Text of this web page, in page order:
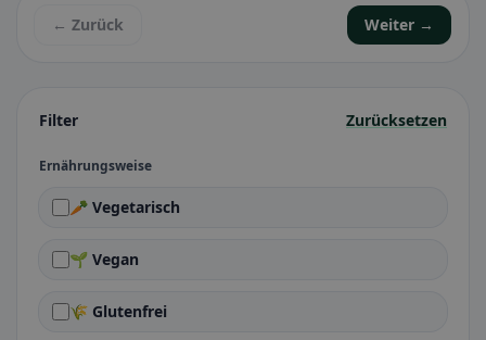
Filter Zurücksetzen
Ernährungsweise
🥕 Vegetarisch
🌱 Vegan
🌾 Glutenfrei
← Zurück Weiter →